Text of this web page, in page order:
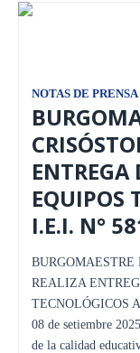
NOTAS DE PRENSA
ENTREGA
EQUIPOS
I.E.I. N°
BURGOMAESTRE
REALIZA
TECNOLÓGICOS
08 de setiembre
de la calidad